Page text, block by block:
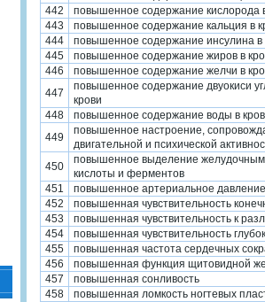
442
повышенное содержание кислорода
443
повышенное содержание кальция в
444
повышенное содержание инсулина в
445
повышенное содержание жиров в
446
повышенное содержание желчи в
447
повышенное содержание двуокиси
крови
448
повышенное содержание воды в
449
повышенное настроение,
двигательной и психической
450
повышенное выделение
кислоты и ферментов
451
повышенное артериальное давление
452
повышенная чувствительность
453
повышенная чувствительность к
454
повышенная чувствительность
455
повышенная частота сердечных
456
повышенная функция щитовидной
457
повышенная сонливость
458
повышенная ломкость ногтевых